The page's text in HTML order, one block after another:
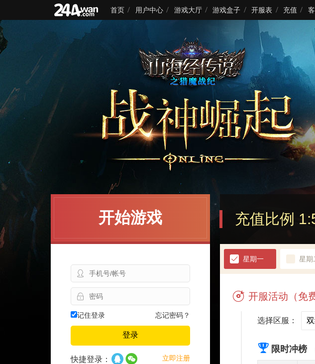
首页 用户中心 游戏大厅 游戏盒子 开服表 充值
充值比例
星期一 星期
开服活动（免
选择区服：
限时冲榜
开始游戏
记住登录 忘记密码？
登录
立即注册
快捷登录：